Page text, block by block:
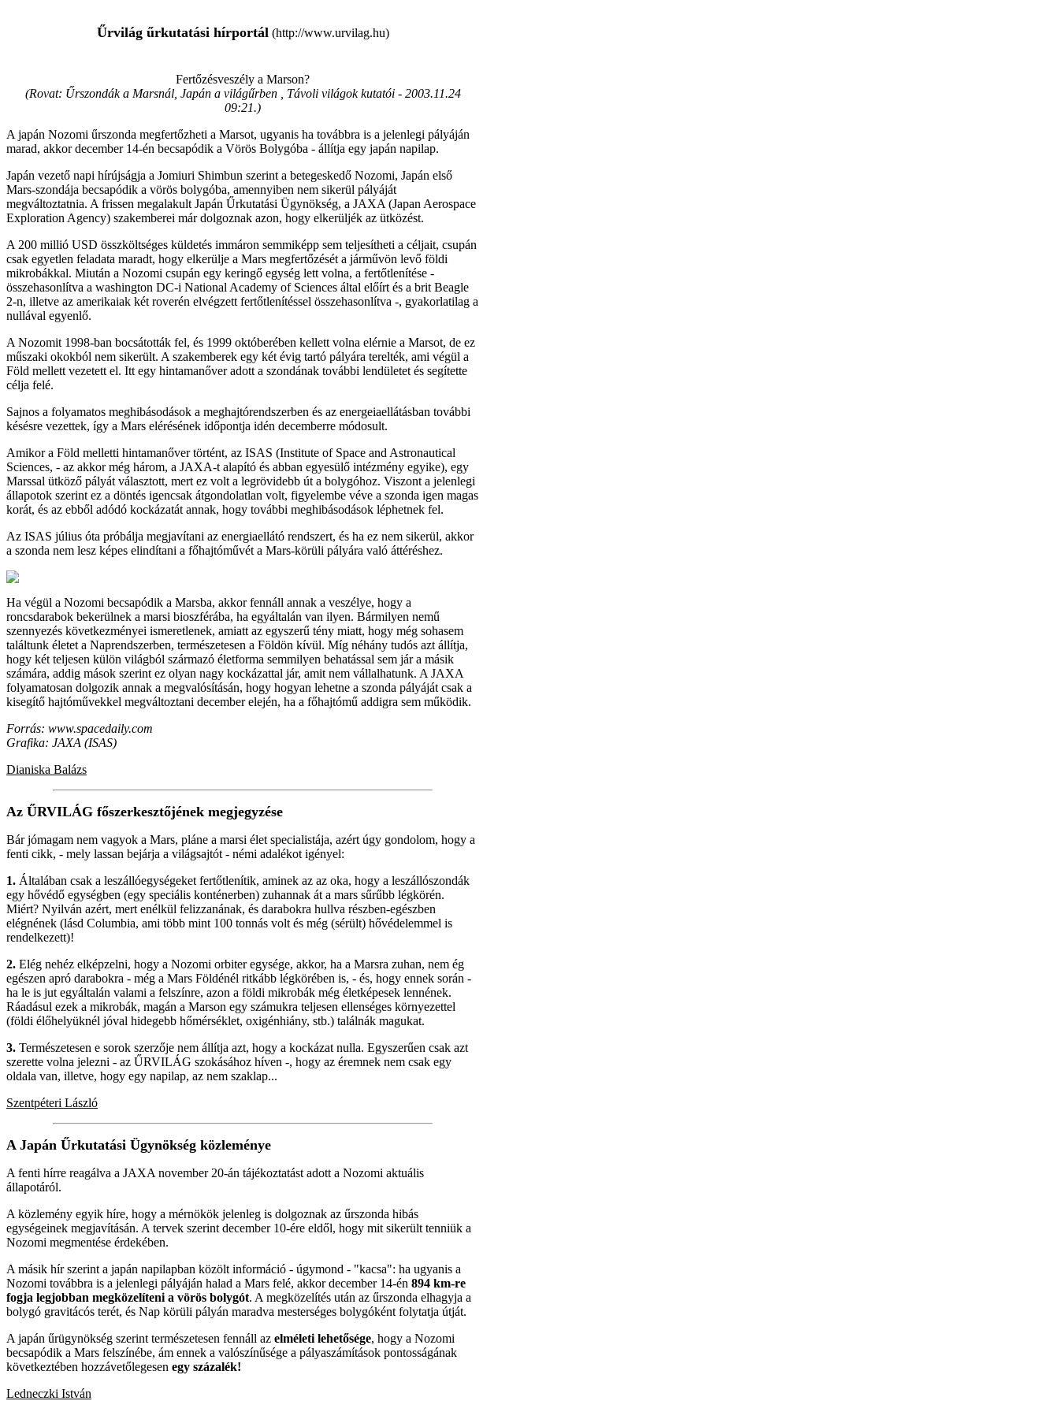
Űrvilág űrkutatási hírportál (http://www.urvilag.hu)
Fertőzésveszély a Marson?
(Rovat: Űrszondák a Marsnál, Japán a világűrben , Távoli világok kutatói - 2003.11.24
09:21.)
A japán Nozomi űrszonda megfertőzheti a Marsot, ugyanis ha továbbra is a jelenlegi pályáján
marad, akkor december 14-én becsapódik a Vörös Bolygóba - állítja egy japán napilap.
Japán vezető napi hírújságja a Jomiuri Shimbun szerint a betegeskedő Nozomi, Japán első
Mars-szondája becsapódik a vörös bolygóba, amennyiben nem sikerül pályáját
megváltoztatnia. A frissen megalakult Japán Űrkutatási Ügynökség, a JAXA (Japan Aerospace
Exploration Agency) szakemberei már dolgoznak azon, hogy elkerüljék az ütközést.
A 200 millió USD összköltséges küldetés immáron semmiképp sem teljesítheti a céljait, csupán
csak egyetlen feladata maradt, hogy elkerülje a Mars megfertőzését a járművön levő földi
mikrobákkal. Miután a Nozomi csupán egy keringő egység lett volna, a fertőtlenítése -
összehasonlítva a washington DC-i National Academy of Sciences által előírt és a brit Beagle
2-n, illetve az amerikaiak két roverén elvégzett fertőtlenítéssel összehasonlítva -, gyakorlatilag a
nullával egyenlő.
A Nozomit 1998-ban bocsátották fel, és 1999 októberében kellett volna elérnie a Marsot, de ez
műszaki okokból nem sikerült. A szakemberek egy két évig tartó pályára terelték, ami végül a
Föld mellett vezetett el. Itt egy hintamanőver adott a szondának további lendületet és segítette
célja felé.
Sajnos a folyamatos meghibásodások a meghajtórendszerben és az energeiaellátásban további
késésre vezettek, így a Mars elérésének időpontja idén decemberre módosult.
Amikor a Föld melletti hintamanőver történt, az ISAS (Institute of Space and Astronautical
Sciences, - az akkor még három, a JAXA-t alapító és abban egyesülő intézmény egyike), egy
Marssal ütköző pályát választott, mert ez volt a legrövidebb út a bolygóhoz. Viszont a jelenlegi
állapotok szerint ez a döntés igencsak átgondolatlan volt, figyelembe véve a szonda igen magas
korát, és az ebből adódó kockázatát annak, hogy további meghibásodások léphetnek fel.
Az ISAS július óta próbálja megjavítani az energiaellátó rendszert, és ha ez nem sikerül, akkor
a szonda nem lesz képes elindítani a főhajtóművét a Mars-körüli pályára való áttéréshez.
Ha végül a Nozomi becsapódik a Marsba, akkor fennáll annak a veszélye, hogy a
roncsdarabok bekerülnek a marsi bioszférába, ha egyáltalán van ilyen. Bármilyen nemű
szennyezés következményei ismeretlenek, amiatt az egyszerű tény miatt, hogy még sohasem
találtunk életet a Naprendszerben, természetesen a Földön kívül. Míg néhány tudós azt állítja,
hogy két teljesen külön világból származó életforma semmilyen behatással sem jár a másik
számára, addig mások szerint ez olyan nagy kockázattal jár, amit nem vállalhatunk. A JAXA
folyamatosan dolgozik annak a megvalósításán, hogy hogyan lehetne a szonda pályáját csak a
kisegítő hajtóművekkel megváltoztani december elején, ha a főhajtómű addigra sem működik.
Forrás: www.spacedaily.com
Grafika: JAXA (ISAS)
Dianiska Balázs
Az ŰRVILÁG főszerkesztőjének megjegyzése
Bár jómagam nem vagyok a Mars, pláne a marsi élet specialistája, azért úgy gondolom, hogy a
fenti cikk, - mely lassan bejárja a világsajtót - némi adalékot igényel:
1. Általában csak a leszállóegységeket fertőtlenítik, aminek az az oka, hogy a leszállószondák
egy hővédő egységben (egy speciális konténerben) zuhannak át a mars sűrűbb légkörén.
Miért? Nyilván azért, mert enélkül felizzanának, és darabokra hullva részben-egészben
elégnének (lásd Columbia, ami több mint 100 tonnás volt és még (sérült) hővédelemmel is
rendelkezett)!
2. Elég nehéz elképzelni, hogy a Nozomi orbiter egysége, akkor, ha a Marsra zuhan, nem ég
egészen apró darabokra - még a Mars Földénél ritkább légkörében is, - és, hogy ennek során -
ha le is jut egyáltalán valami a felszínre, azon a földi mikrobák még életképesek lennének.
Ráadásul ezek a mikrobák, magán a Marson egy számukra teljesen ellenséges környezettel
(földi élőhelyüknél jóval hidegebb hőmérséklet, oxigénhiány, stb.) találnák magukat.
3. Természetesen e sorok szerzője nem állítja azt, hogy a kockázat nulla. Egyszerűen csak azt
szerette volna jelezni - az ŰRVILÁG szokásához híven -, hogy az éremnek nem csak egy
oldala van, illetve, hogy egy napilap, az nem szaklap...
Szentpéteri László
A Japán Űrkutatási Ügynökség közleménye
A fenti hírre reagálva a JAXA november 20-án tájékoztatást adott a Nozomi aktuális
állapotáról.
A közlemény egyik híre, hogy a mérnökök jelenleg is dolgoznak az űrszonda hibás
egységeinek megjavításán. A tervek szerint december 10-ére eldől, hogy mit sikerült tenniük a
Nozomi megmentése érdekében.
A másik hír szerint a japán napilapban közölt információ - úgymond - "kacsa": ha ugyanis a
Nozomi továbbra is a jelenlegi pályáján halad a Mars felé, akkor december 14-én 894 km-re
fogja legjobban megközelíteni a vörös bolygót. A megközelítés után az űrszonda elhagyja a
bolygó gravitácós terét, és Nap körüli pályán maradva mesterséges bolygóként folytatja útját.
A japán űrügynökség szerint természetesen fennáll az elméleti lehetősége, hogy a Nozomi
becsapódik a Mars felszínébe, ám ennek a valószínűsége a pályaszámítások pontosságának
következtében hozzávetőlegesen egy százalék!
Ledneczki István